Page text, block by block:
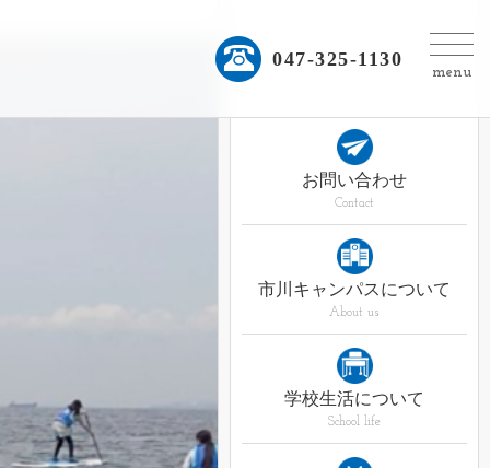
047-325-1130
menu
お問い合わせ
Contact
市川キャンパスについて
About us
学校生活について
School life